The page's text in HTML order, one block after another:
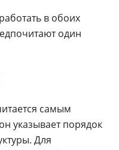
в обоих
один
самым
указывает порядок
Для